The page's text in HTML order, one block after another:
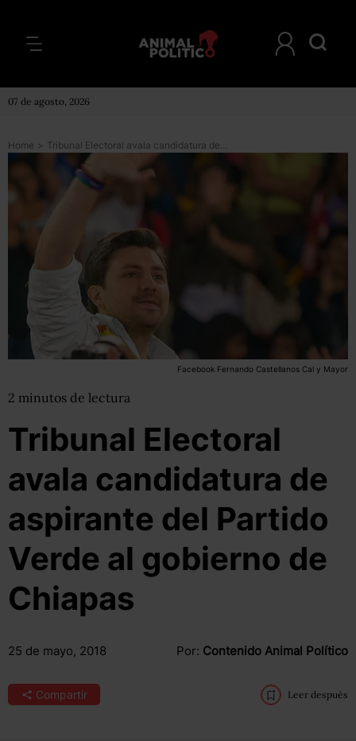
07 de agosto, 2026
Home > Tribunal Electoral avala candidatura de aspirante del Partido Verde al gobierno de Chiapas
Facebook Fernando Castellanos Cal y Mayor
2 minutos de lectura
Tribunal Electoral
avala candidatura de
aspirante del Partido
Verde al gobierno de
Chiapas
25 de mayo, 2018 Por: Contenido Animal Político
Compartir Leer después